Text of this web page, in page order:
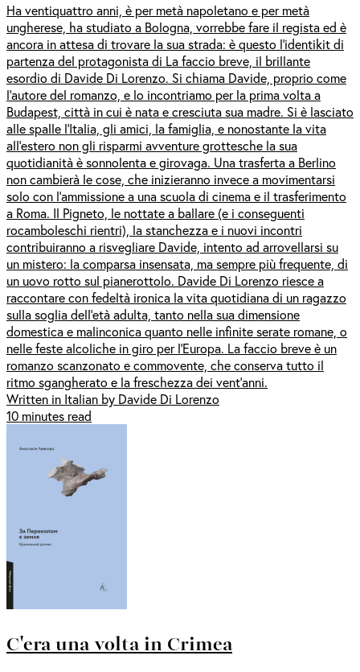
Ha ventiquattro anni, è per metà napoletano e per metà
ungherese, ha studiato a Bologna, vorrebbe fare il regista ed è
ancora in attesa di trovare la sua strada: è questo l’identikit di
partenza del protagonista di La faccio breve, il brillante
esordio di Davide Di Lorenzo. Si chiama Davide, proprio come
l’autore del romanzo, e lo incontriamo per la prima volta a
Budapest, città in cui è nata e cresciuta sua madre. Si è lasciato
alle spalle l’Italia, gli amici, la famiglia, e nonostante la vita
all’estero non gli risparmi avventure grottesche la sua
quotidianità è sonnolenta e girovaga. Una trasferta a Berlino
non cambierà le cose, che inizieranno invece a movimentarsi
solo con l’ammissione a una scuola di cinema e il trasferimento
a Roma. Il Pigneto, le nottate a ballare (e i conseguenti
rocamboleschi rientri), la stanchezza e i nuovi incontri
contribuiranno a risvegliare Davide, intento ad arrovellarsi su
un mistero: la comparsa insensata, ma sempre più frequente, di
un uovo rotto sul pianerottolo. Davide Di Lorenzo riesce a
raccontare con fedeltà ironica la vita quotidiana di un ragazzo
sulla soglia dell’età adulta, tanto nella sua dimensione
domestica e malinconica quanto nelle infinite serate romane, o
nelle feste alcoliche in giro per l’Europa. La faccio breve è un
romanzo scanzonato e commovente, che conserva tutto il
ritmo sgangherato e la freschezza dei vent’anni.
Written in Italian by Davide Di Lorenzo
10 minutes read
C'era una volta in Crimea